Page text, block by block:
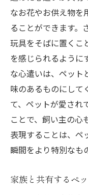
なお花やお供え物を
ることができます。
玩具をそばに置くこ
を感じられるように
な心遣いは、ペット
味のあるものにして
て、ペットが愛され
ことで、飼い主の心
表現することは、ペ
瞬間をより特別なも
家族と共有するペ